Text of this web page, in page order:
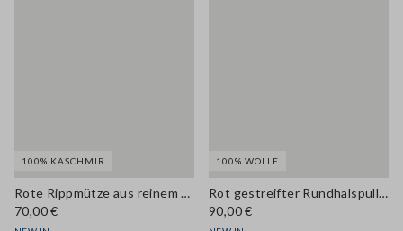
100% KASCHMIR
Rote Rippmütze aus reinem Kaschmir
70,00 €
100% WOLLE
Rot gestreifter Rundhalspullover aus reiner Wolle
90,00 €